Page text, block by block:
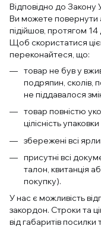
Відповідно до Закону
Ви можете повернути
підійшов, протягом
Щоб скористатися
переконайтеся, що:
товар не був у
подряпин, сколів,
не піддавалося
товар повністю
цілісність упаковки
збережені всі
присутні всі
талон, квитанція
покупку).
У нас є можливість
закордон. Строки та
від габаритів посилки